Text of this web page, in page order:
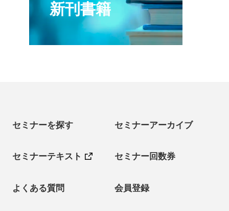
新刊書籍
セミナーを探す セミナーアーカイブ
セミナーテキスト セミナー回数券
よくある質問 会員登録